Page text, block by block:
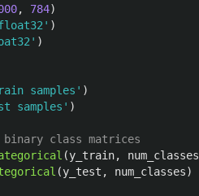
, 784)
' )
' )
samples ' )
samples ' )
(y_train, num_classes
(y_test , num_classes)